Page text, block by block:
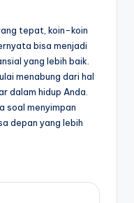
tepat, koin-koin
bisa menjadi
yang lebih baik.
menabung dari hal
dalam hidup Anda.
soal menyimpan
depan yang lebih